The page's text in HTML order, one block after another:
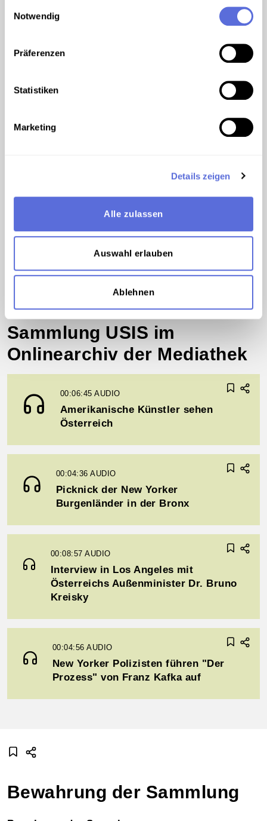
Notwendig
Präferenzen
Statistiken
Marketing
Details zeigen
Alle zulassen
Auswahl erlauben
Ablehnen
©
Sammlung USIS im
Onlinearchiv der Mediathek
00:06:45AUDIO
Amerikanische Künstler sehen
Österreich
00:04:36AUDIO
Picknick der New Yorker
Burgenländer in der Bronx
00:08:57AUDIO
Interview in Los Angeles mit
Österreichs Außenminister Dr. Bruno
Kreisky
00:04:56AUDIO
New Yorker Polizisten führen "Der
Prozess" von Franz Kafka auf
Bewahrung der Sammlung